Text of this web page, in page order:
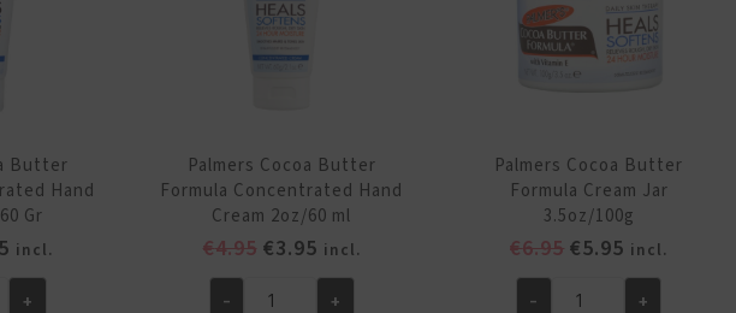
Butter
Hand
Gr
Huidige
prijs
is:
incl.
+
Palmers Cocoa Butter
Formula Concentrated Hand
Cream 2oz/60 ml
€4.95 Oorspronkelijke
was:
€3.95Huidige
prijs
is:
incl.
- +
Palmers Cocoa Butter
Formula Cream Jar
3.5oz/100g
€6.95 Oorspronkelijke
was:
€5.95 Huidige
prijs
is:
incl.
- +